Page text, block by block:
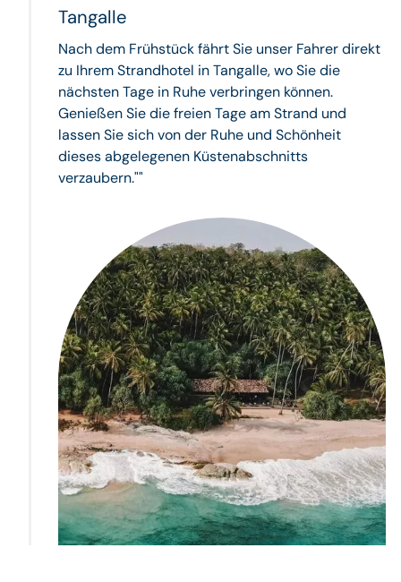
Tangalle
Nach dem Frühstück fährt Sie unser Fahrer direkt
zu Ihrem Strandhotel in Tangalle, wo Sie die
nächsten Tage in Ruhe verbringen können.
Genießen Sie die freien Tage am Strand und
lassen Sie sich von der Ruhe und Schönheit
dieses abgelegenen Küstenabschnitts
verzaubern.""